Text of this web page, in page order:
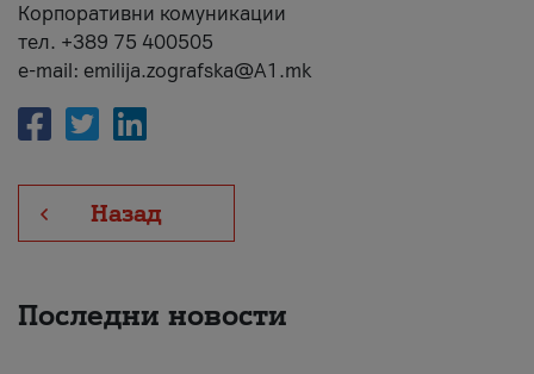
Корпоративни комуникации
тел. +389 75 400505
e-mail: emilija.zografska@A1.mk
Назад
Последни новости